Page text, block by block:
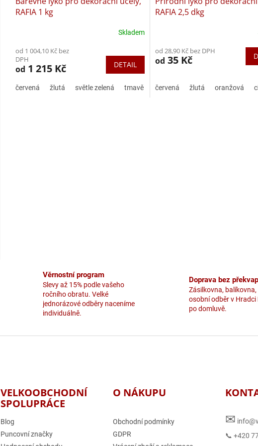
RAFIA 1 kg
Skladem
od 1 004,10 Kč bez
DPH
od 1 215 Kč DETAIL
červená žlutá světle zelená tmavě modrá citronově žlutá tmavě
RAFIA 2,5 dkg
od 28,90 Kč bez DPH
od 35 Kč
červená žlutá oranžová
u
Věrnostní program
Slevy až 15% podle vašeho
ročního obratu. Velké
jednorázové odběry naceníme
individuálně.
Doprava bez
Zásilkovna, balíkovna,
osobní odběr v Hradci
po domluvě.
VELKOOBCHODNÍ
SPOLUPRÁCE
Blog
Puncovní značky
O NÁKUPU
Obchodní podmínky
GDPR
✉
📞 +420